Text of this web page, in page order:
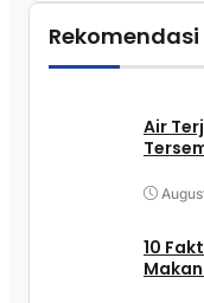
Air
10